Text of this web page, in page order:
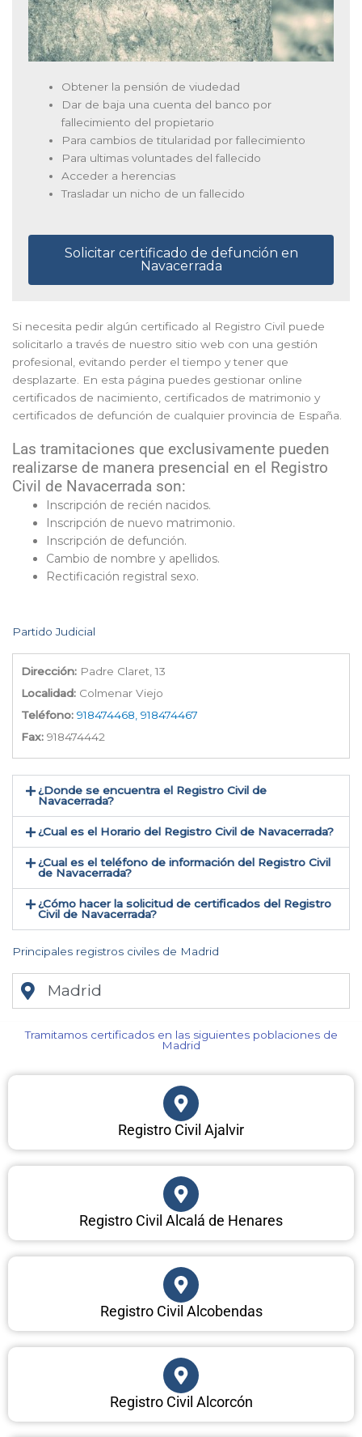
Obtener la pensión de viudedad
Dar de baja una cuenta del banco por
fallecimiento del propietario
Para cambios de titularidad por fallecimiento
Para ultimas voluntades del fallecido
Acceder a herencias
Trasladar un nicho de un fallecido
Solicitar certificado de defunción en
Navacerrada
Si necesita pedir algún certificado al Registro Civil puede
solicitarlo a través de nuestro sitio web con una gestión
profesional, evitando perder el tiempo y tener que
desplazarte. En esta página puedes gestionar online
certificados de nacimiento, certificados de matrimonio y
certificados de defunción de cualquier provincia de España.
Las tramitaciones que exclusivamente pueden
realizarse de manera presencial en el Registro
Civil de Navacerrada son:
Inscripción de recién nacidos.
Inscripción de nuevo matrimonio.
Inscripción de defunción.
Cambio de nombre y apellidos.
Rectificación registral sexo.
Partido Judicial
Dirección: Padre Claret, 13
Localidad: Colmenar Viejo
Teléfono: 918474468, 918474467
Fax: 918474442
¿Donde se encuentra el Registro Civil de
Navacerrada​?
¿Cual es el Horario del Registro Civil de Navacerrada?
¿Cual es el teléfono de información del Registro Civil
de Navacerrada​?
¿Cómo hacer la solicitud de certificados del Registro
Civil de Navacerrada​?
Principales registros civiles de Madrid
Madrid
Tramitamos certificados en las siguientes poblaciones de
Madrid​
Registro Civil Ajalvir
Registro Civil Alcalá de Henares
Registro Civil Alcobendas
Registro Civil Alcorcón